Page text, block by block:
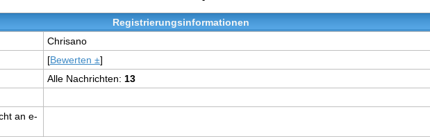
Registrierungsinformationen
Chrisano
[Bewerten ±]
Alle Nachrichten: 13
an e-